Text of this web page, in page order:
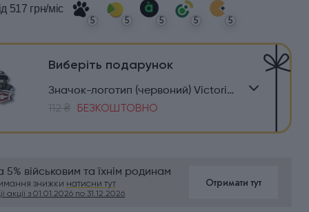
517 грн/міс
5 5 5 5 5
Виберіть подарунок
Значок-логотип (червоний) Victorinox Travel 4.1888
112 ₴ БЕЗКОШТОВНО
5% військовим та їхнім родинам
знижки натисни тут
акції з 01.01.2026 по 31.12.2026
Отримати тут